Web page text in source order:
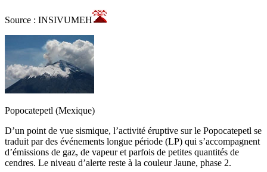
Source : INSIVUMEH
Popocatepetl (Mexique)
D’un point de vue sismique, l’activité éruptive sur le Popocatepetl se
traduit par des événements longue période (LP) qui s’accompagnent
d’émissions de gaz, de vapeur et parfois de petites quantités de
cendres. Le niveau d’alerte reste à la couleur Jaune, phase 2.